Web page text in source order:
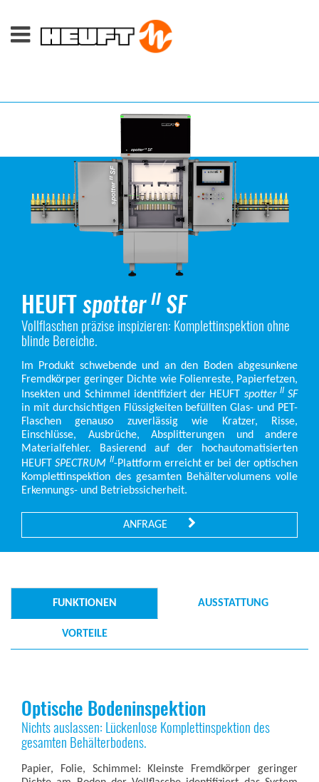
HEUFTspotter II SF
Vollflaschen präzise inspizieren: Komplettinspektion ohne
blinde Bereiche.
Im Produkt schwebende und an den Boden abgesunkene
Fremdkörper geringer Dichte wie Folienreste, Papierfetzen,
Insekten und Schimmel identifiziert der HEUFT spotter II SF
in mit durchsichtigen Flüssigkeiten befüllten Glas- und PET-
Flaschen genauso zuverlässig wie Kratzer, Risse,
Einschlüsse, Ausbrüche, Absplitterungen und andere
Materialfehler. Basierend auf der hochautomatisierten
HEUFTSPECTRUM II-Plattform erreicht er bei der optischen
Komplettinspektion des gesamten Behältervolumens volle
Erkennungs- und Betriebssicherheit.
ANFRAGE
FUNKTIONEN AUSSTATTUNG
VORTEILE
Optische Bodeninspektion
Nichts auslassen: Lückenlose Komplettinspektion des
gesamten Behälterbodens.
Papier, Folie, Schimmel: Kleinste Fremdkörper geringer